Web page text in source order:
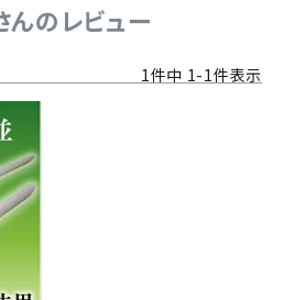
んのレビュー
1件中 1-1件表示